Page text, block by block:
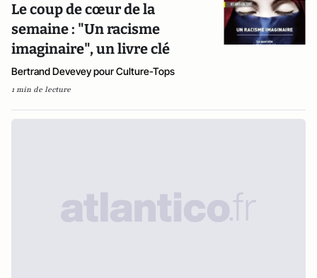
Le coup de cœur de la
semaine : "Un racisme
imaginaire", un livre clé
Bertrand Devevey pour Culture-Tops
1 min de lecture